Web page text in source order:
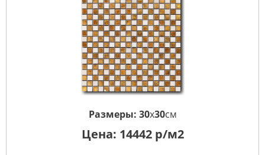
Размеры: 30x30см
Цена: 14442р/м2